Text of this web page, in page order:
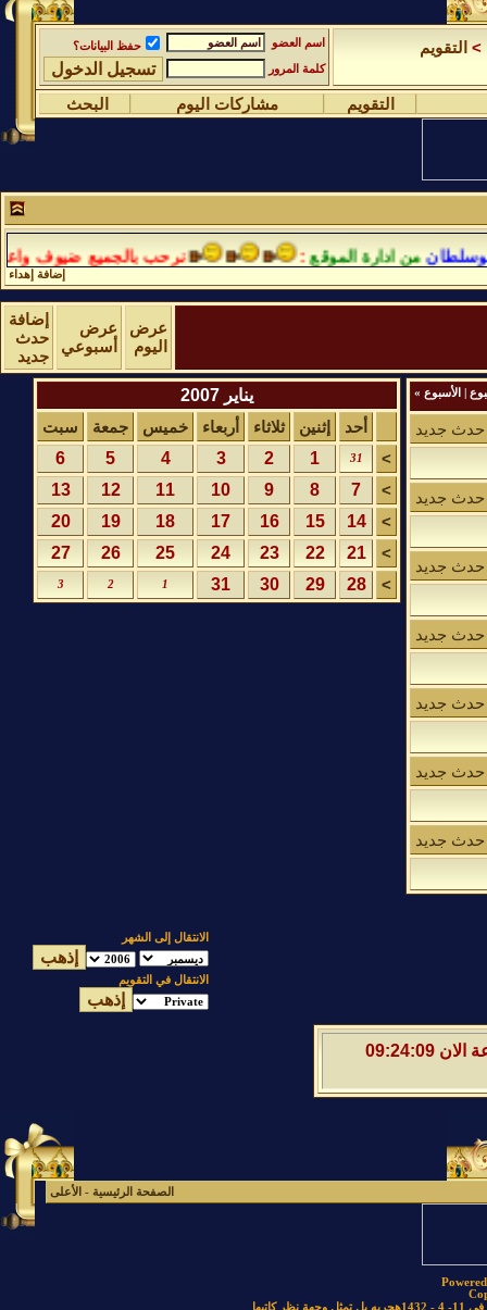
> التقويم اسم العضو
حفظ البيانات؟
كلمة المرور
التقويم مشاركات اليوم البحث
من ادارة الموقع : نرحب بالجميع ضيوف واعضاء
إضافة إهداء
عرض
اليوم
عرض
أسبوعي
إضافة
حدث
جديد
| الأسبوع »
حدث جديد
حدث جديد
حدث جديد
حدث جديد
حدث جديد
حدث جديد
حدث جديد
يناير 2007
أحد إثنين ثلاثاء أربعاء خميس جمعة
سبت
>
31
1
2
3
4
5
6
>
7
8
9
10
11
12
13
>
14
15
16
17
18
19
20
>
21
22
23
24
25
26
27
>
28
29
30
31
1
2
3
الانتقال إلى الشهر
الانتقال في التقويم
السبت 8 من اغسطس 2026 , الساعة الان 09:24:10
الصفحة الرئيسية - الأعلى